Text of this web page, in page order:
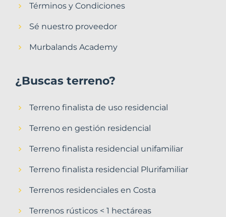
Términos y Condiciones
Sé nuestro proveedor
Murbalands Academy
¿Buscas terreno?
Terreno finalista de uso residencial
Terreno en gestión residencial
Terreno finalista residencial unifamiliar
Terreno finalista residencial Plurifamiliar
Terrenos residenciales en Costa
Terrenos rústicos < 1 hectáreas